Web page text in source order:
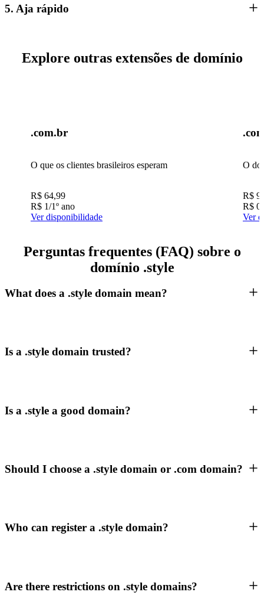
5. Aja rápido
Explore outras extensões de domínio
.com.br
O que os clientes brasileiros esperam
R$ 64,99
R$ 1/1º ano
Ver disponibilidade
O
R$
R$
Ver
Perguntas frequentes (FAQ) sobre o
domínio .style
What does a .style domain mean?
Is a .style domain trusted?
Is a .style a good domain?
Should I choose a .style domain or .com domain?
Who can register a .style domain?
Are there restrictions on .style domains?